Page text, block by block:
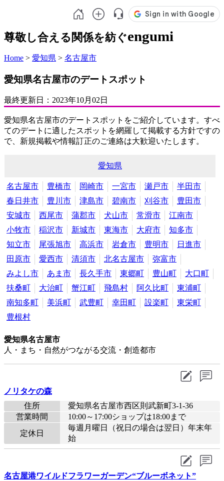
尊敬し合える関係を紡ぐengumi
Home > 愛知県 > 名古屋市
愛知県名古屋市のデートスポット
最終更新日： 2023年10月02日
愛知県名古屋市のデートスポットをご紹介しています。すべ
てのデートに適したスポットを網羅して掲載する方針ですの
で、新規掲載や情報訂正のご連絡は大歓迎いたします。
愛知県
名古屋市 豊橋市 岡崎市 一宮市 瀬戸市
半田市
春日井市
豊川市 津島市 碧南市 刈谷市
豊田市
安城市
西尾市 蒲郡市 犬山市 常滑市
江南市
小牧市
稲沢市 新城市 東海市 大府市
知多市
知立市
尾張旭市 高浜市 岩倉市 豊明市
日進市
田原市
愛西市 清須市 北名古屋市
弥富市
みよし市
あま市 長久手市 東郷町 豊山町
大口町
扶桑町
大治町 蟹江町 飛島村 阿久比町
東浦町
南知多町
美浜町 武豊町 幸田町 設楽町
東栄町
豊根村
愛知県名古屋市
人・まち・自然がつながる交流・創造都市
ノリタケの森
住所
愛知県名古屋市西区則武新町3-1-36
営業時間
10:00～17:00ショップは18:00まで
定休日
毎週月曜日（祝日の場合は翌日）年末年
始
名古屋港ワイルドフラワーガーデン“ブルーボネット”